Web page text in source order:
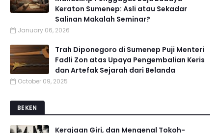
Keraton Sumenep: Asli atau Sekadar
Salinan Makalah Seminar?
January 06, 2026
Trah Diponegoro di Sumenep Puji Menteri
Fadli Zon atas Upaya Pengembalian Keris
dan Artefak Sejarah dari Belanda
October 09, 2025
BEKEN
Kerajaan Giri, dan Mengenal Tokoh-